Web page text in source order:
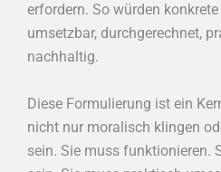
erfordern. So würden
umsetzbar, durchgerechnet,
nachhaltig.
Diese Formulierung ist ein
nicht nur moralisch klingen
sein. Sie muss funktionieren.